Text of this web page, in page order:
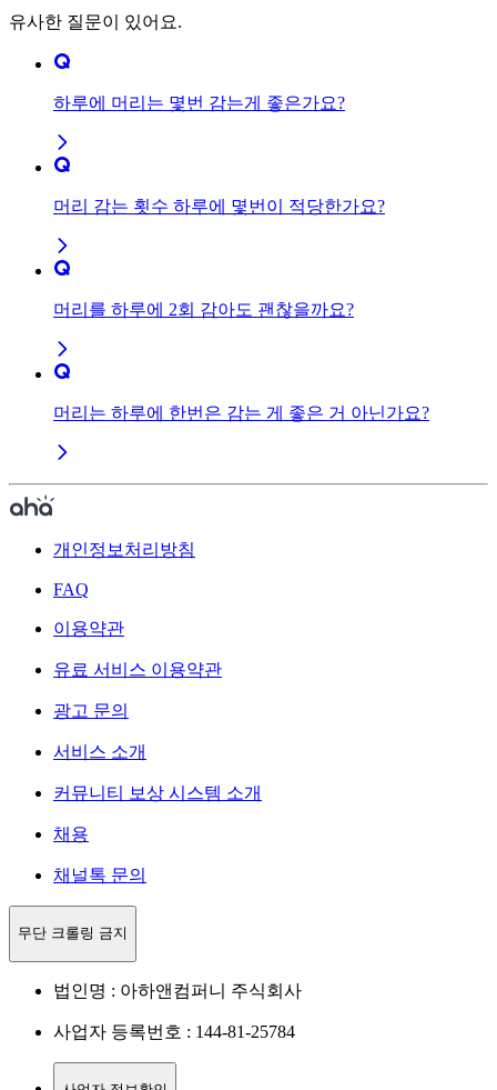
유사한 질문이 있어요.
하루에 머리는 몇번 감는게 좋은가요?
머리 감는 횟수 하루에 몇번이 적당한가요?
머리를 하루에 2회 감아도 괜찮을까요?
머리는 하루에 한번은 감는 게 좋은 거 아닌가요?
개인정보처리방침
FAQ
이용약관
유료 서비스 이용약관
광고 문의
서비스 소개
커뮤니티 보상 시스템 소개
채용
채널톡 문의
무단 크롤링 금지
법인명 : 아하앤컴퍼니 주식회사
사업자 등록번호 : 144-81-25784